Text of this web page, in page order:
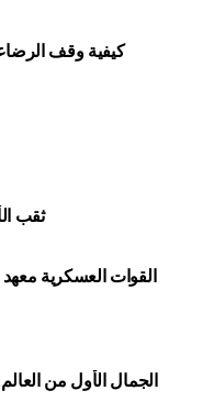
كيفية وقف
ثقب
القوات العسكرية
الجمال الأول من